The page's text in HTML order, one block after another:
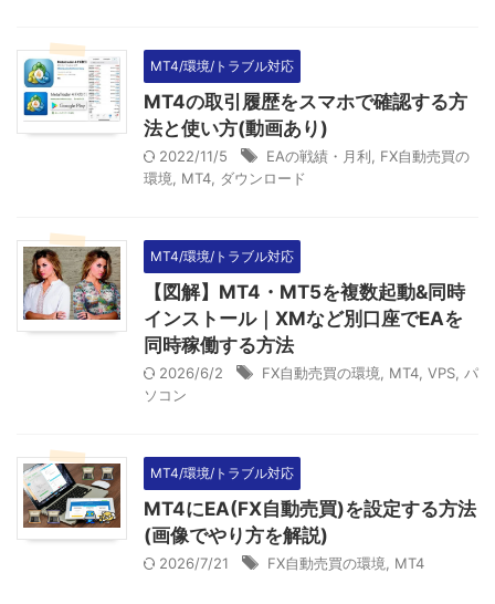
MT4/環境/トラブル対応
MT4の取引履歴をスマホで確認する方
法と使い方(動画あり)
2022/11/5 EAの戦績・月利
FX自動売買の
環境
MT4 ダウンロード
MT4/環境/トラブル対応
【図解】MT4・MT5を複数起動&同時
インストール｜XMなど別口座でEAを
同時稼働する方法
2026/6/2 FX自動売買の環境 MT4 VPS パ
ソコン
MT4/環境/トラブル対応
MT4にEA(FX自動売買)を設定する方法
(画像でやり方を解説)
2026/7/21 FX自動売買の環境 MT4